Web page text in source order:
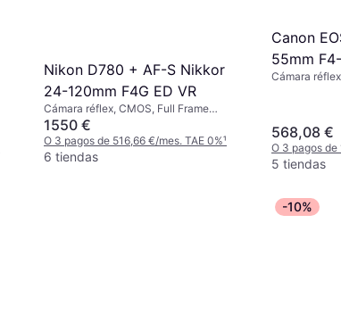
Nikon D780 + AF-S Nikkor
24-120mm F4G ED VR
Cámara réflex, CMOS, Full Frame
(35mm), 24.5 MP, Face Detection,
PictBridge, Continuous Drive, 840g
1550 €
O 3 pagos de 516,66 €/mes. TAE 0%¹
6 tiendas
Canon
55mm
Cámara
568,08 €
O 3 pagos de
5 tiendas
-10%